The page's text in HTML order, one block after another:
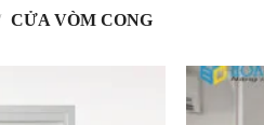
CỬA VÒM CONG